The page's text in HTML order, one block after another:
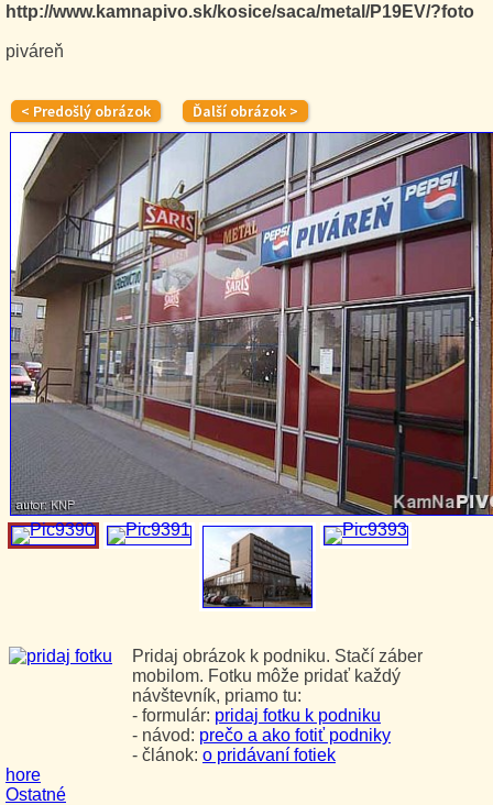
http://www.kamnapivo.sk/kosice/saca/metal/P19EV/?foto
piváreň
Pridaj obrázok k podniku. Stačí záber
mobilom. Fotku môže pridať každý
návštevník, priamo tu:
- formulár: pridaj fotku k podniku
- návod: prečo a ako fotiť podniky
- článok: o pridávaní fotiek
hore
Ostatné